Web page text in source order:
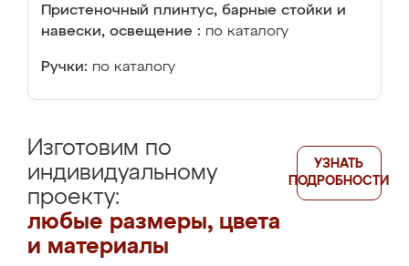
Пристеночный плинтус, барные стойки и
навески, освещение : по каталогу
Ручки: по каталогу
Изготовим по
индивидуальному
проекту:
любые размеры, цвета
и материалы
УЗНАТЬ
ПОДРОБНОСТИ